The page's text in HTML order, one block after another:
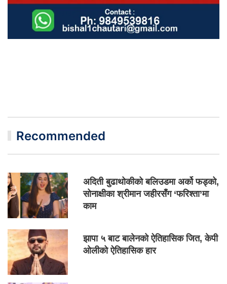
Recommended
अदिती बुढाथोकीको बलिउडमा अर्को फड्को,
सोनाक्षीका श्रीमान जहीरसँग ‘फरिश्ता’मा
काम
झापा ५ बाट बालेनको ऐतिहासिक जित, केपी
ओलीको ऐतिहासिक हार